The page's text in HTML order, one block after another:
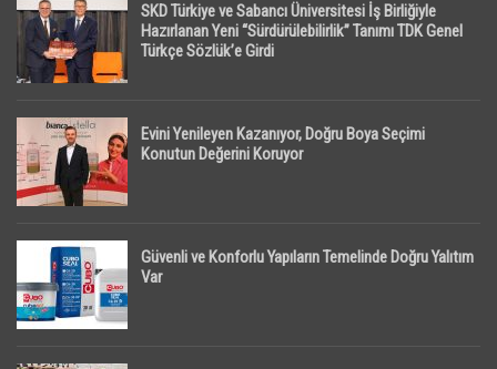
SKD Türkiye ve Sabancı Üniversitesi İş Birliğiyle
Hazırlanan Yeni “Sürdürülebilirlik” Tanımı TDK Genel
Türkçe Sözlük’e Girdi
Evini Yenileyen Kazanıyor, Doğru Boya Seçimi
Konutun Değerini Koruyor
Güvenli ve Konforlu Yapıların Temelinde Doğru Yalıtım
Var